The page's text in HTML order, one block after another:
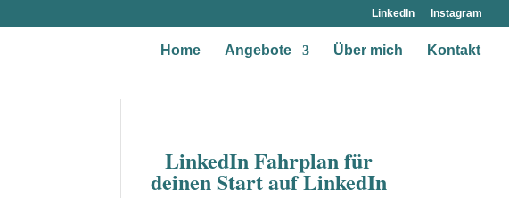
LinkedIn Instagram
Home Angebote Über mich Kontakt
LinkedIn Fahrplan für
deinen Start auf LinkedIn